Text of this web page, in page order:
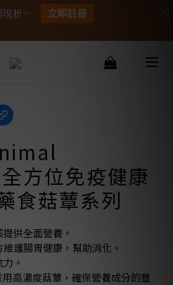
方位免疫健康
食菇蕈系列
供全面營養。
護腸胃健康，幫助消化。
。
高濃度菇蕈，確保營養成分的豐
折✨ 立即註冊